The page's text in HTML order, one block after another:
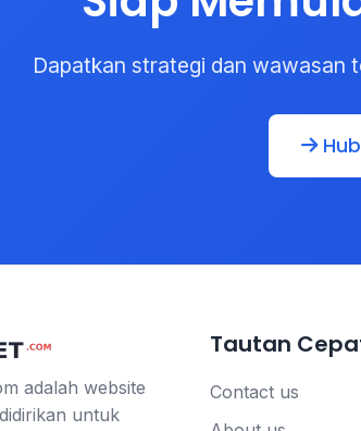
Dapatkan strategi dan wawasan
adalah website
untuk
Tautan
Contact us